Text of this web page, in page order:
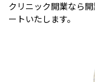
クリニック開業なら
ートいたします。